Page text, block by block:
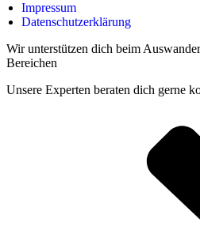
Impressum
Datenschutzerklärung
Wir unterstützen dich beim
Bereichen
Unsere Experten beraten dich gerne